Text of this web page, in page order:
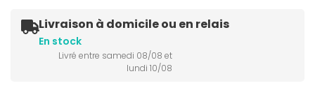
Livraison à domicile ou en relais
En stock
Livré entre samedi 08/08 et
lundi 10/08